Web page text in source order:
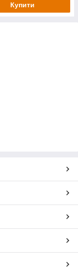
Купити